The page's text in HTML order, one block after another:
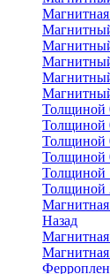
Толщиной
Толщиной
Толщиной
Толщиной
Толщиной
Толщиной
Назад